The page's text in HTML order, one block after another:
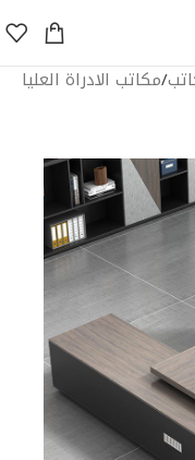
/مكاتب الادراة العليا